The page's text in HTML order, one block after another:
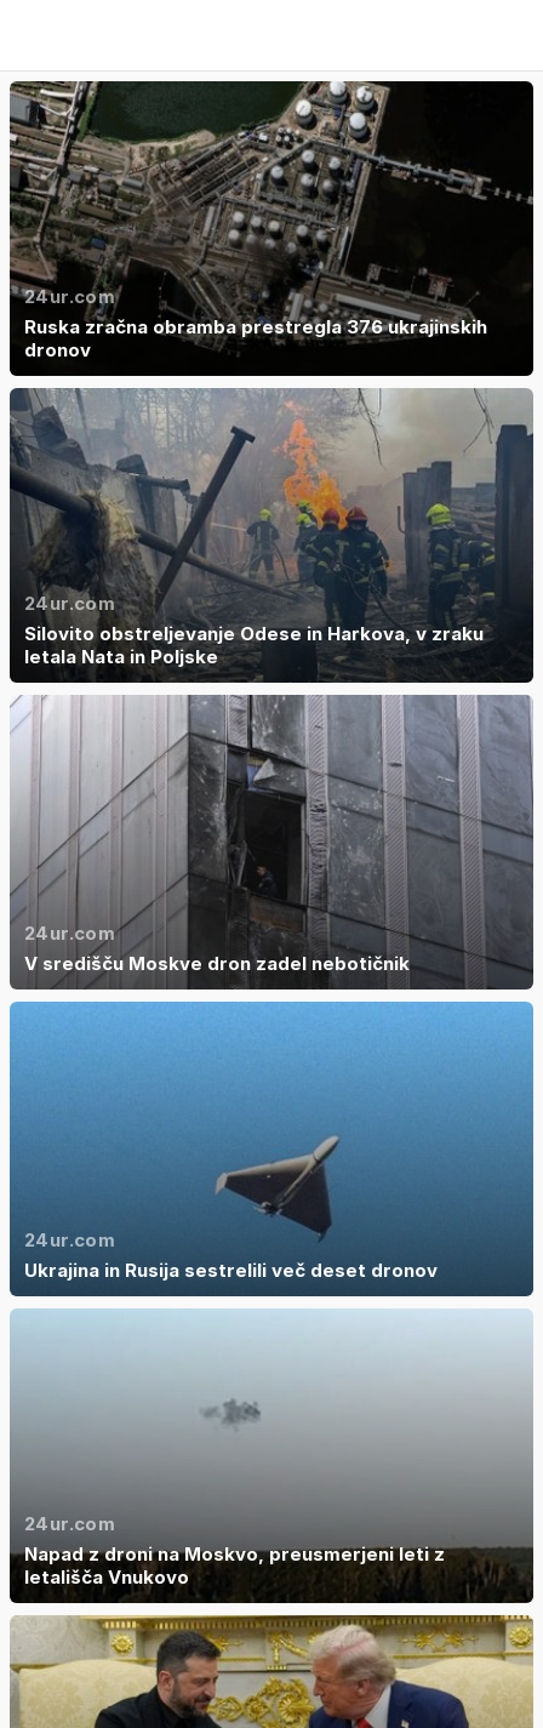
24ur.com
Ruska zračna obramba prestregla 376 ukrajinskih
dronov
24ur.com
Silovito obstreljevanje Odese in Harkova, v zraku
letala Nata in Poljske
24ur.com
V središču Moskve dron zadel nebotičnik
24ur.com
Ukrajina in Rusija sestrelili več deset dronov
24ur.com
Napad z droni na Moskvo, preusmerjeni leti z
letališča Vnukovo